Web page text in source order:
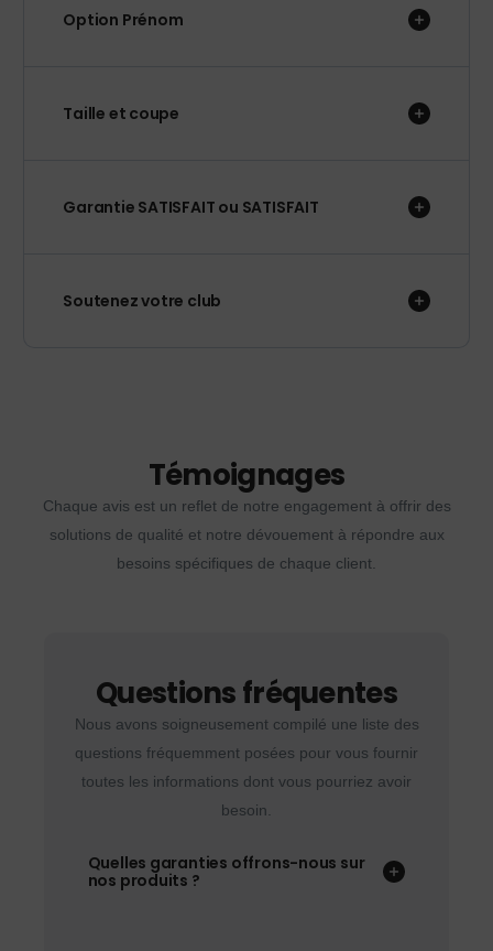
Option Prénom
Taille et coupe
Garantie SATISFAIT ou SATISFAIT
Soutenez votre club
Témoignages
Chaque avis est un reflet de notre engagement à offrir des
solutions de qualité et notre dévouement à répondre aux
besoins spécifiques de chaque client.
Questions fréquentes
Nous avons soigneusement compilé une liste des
questions fréquemment posées pour vous fournir
toutes les informations dont vous pourriez avoir
besoin.
Quelles garanties offrons-nous sur
nos produits ?